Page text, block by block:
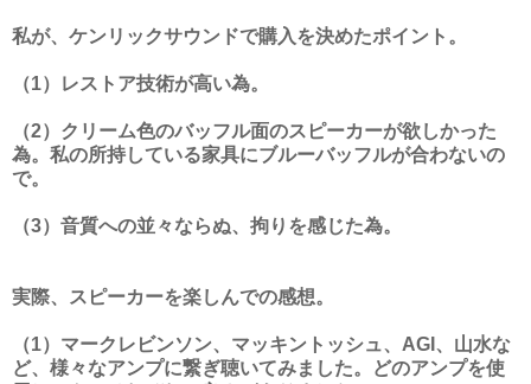
私が、ケンリックサウンドで購入を決めたポイント。
（1）レストア技術が高い為。
（2）クリーム色のバッフル面のスピーカーが欲しかった
為。私の所持している家具にブルーバッフルが合わないの
で。
（3）音質への並々ならぬ、拘りを感じた為。
実際、スピーカーを楽しんでの感想。
（1）マークレビンソン、マッキントッシュ、AGI、山水な
ど、様々なアンプに繋ぎ聴いてみました。どのアンプを使